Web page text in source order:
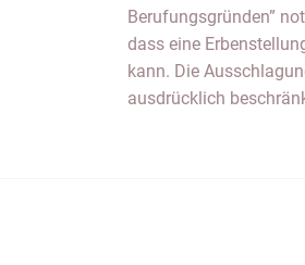
Berufungsgründen”
dass eine
kann. Die
ausdrücklich
Ausschlagung wegen
sollte nicht